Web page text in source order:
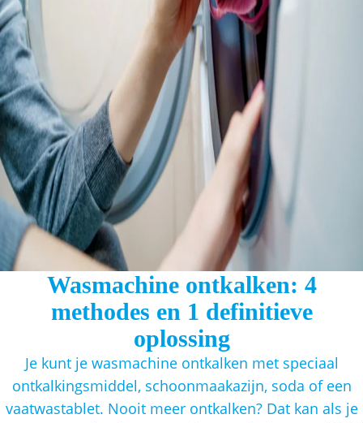
Wasmachine ontkalken: 4
methodes en 1 definitieve
oplossing
Je kunt je wasmachine ontkalken met speciaal
ontkalkingsmiddel, schoonmaakazijn, soda of een
vaatwastablet. Nooit meer ontkalken? Dat kan als je